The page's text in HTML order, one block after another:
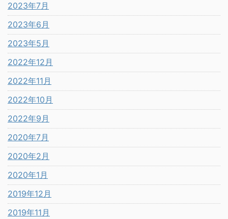
2023年7月
2023年6月
2023年5月
2022年12月
2022年11月
2022年10月
2022年9月
2020年7月
2020年2月
2020年1月
2019年12月
2019年11月